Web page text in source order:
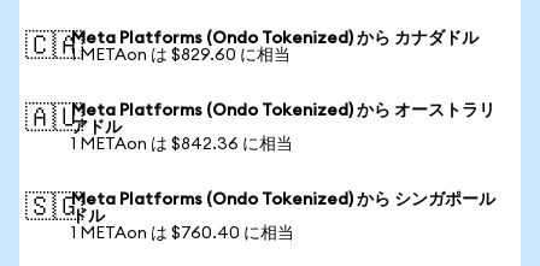
🇨🇦Meta Platforms (Ondo Tokenized) から カナダドル
1 METAon は $829.60 に相当
🇦🇺Meta Platforms (Ondo Tokenized) から オーストラリ
アドル
1 METAon は $842.36 に相当
🇸🇬Meta Platforms (Ondo Tokenized) から シンガポール
ドル
1 METAon は $760.40 に相当